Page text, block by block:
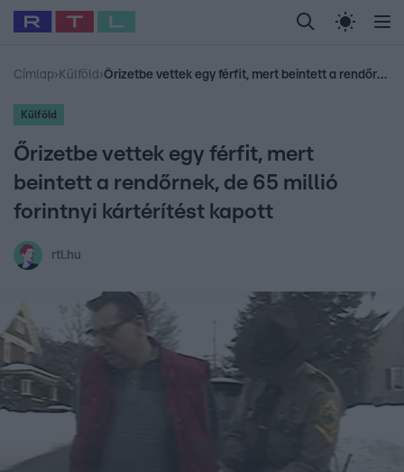
Legfrissebb RTL Híradó Randi Celeb vagyok,
Sebestyén Balázs Babits Marcella
Címlap› Külföld › Őrizetbe vettek egy férfit, mert beintett a rendőrnek, de 65 millió forintnyi kártérítést kapott
Külföld
Őrizetbe vettek egy férfit, mert
beintett a rendőrnek, de 65 millió
forintnyi kártérítést kapott
rtl.hu